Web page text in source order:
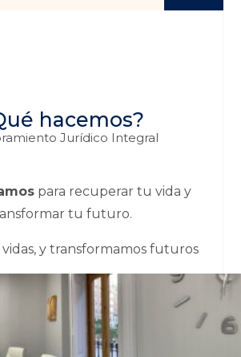
hacemos?
Jurídico Integral
para recuperar tu vida y
tu futuro.
vidas, y transformamos futuros